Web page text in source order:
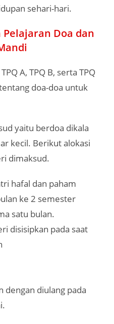
sehari-hari.
Doa dan
A, TPQ B, serta TPQ
doa-doa untuk
yaitu berdoa dikala
kecil. Berikut alokasi
dimaksud.
hafal dan paham
ke 2 semester
satu bulan.
disisipkan pada saat
dengan diulang pada